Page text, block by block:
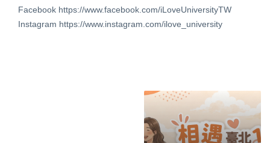
Facebook https://www.facebook.com/iLoveUniversityTW
Instagram https://www.instagram.com/ilove_university